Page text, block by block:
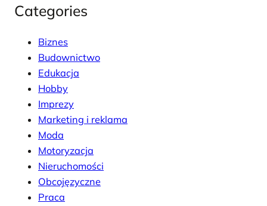
Categories
Biznes
Budownictwo
Edukacja
Hobby
Imprezy
Marketing i reklama
Moda
Motoryzacja
Nieruchomości
Obcojęzyczne
Praca